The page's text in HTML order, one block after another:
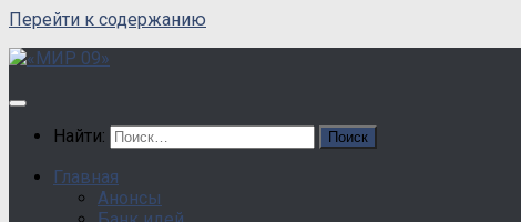
Перейти к содержанию
Найти:
Главная
Анонсы